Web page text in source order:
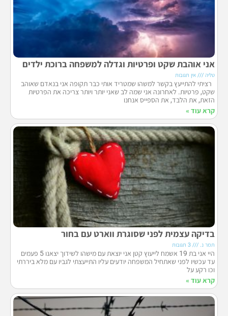
אני אוהבת שקט ופרטיות וגדלה למשפחה ברוכת ילדים
טליה אין תגובות
רציתי להתייעץ בקשר למשהו שמטריד אותי כבר תקופה אני בנאדם שאוהב
שקט, פרטיות. לאחרונה אני שמה לב שאני יותר ויותר צריכה את הפרטיות
הזאת, את הלבד, את הספייס אנחנו
קרא עוד »
בדיקה עצמית לפני שסוגרת ווארט עם בחור
תמר נ.
היי אני בת 19 אשמח לייעוץ קטן אני יוצאת עם מישהו לשידוך יצאנו 5 פעמים
עד עכשיו לפני שאתחיל המשפחה יודעים עליו התייעצתי לגביו עם מלא ביררתי
וכו רקע על
קרא עוד »